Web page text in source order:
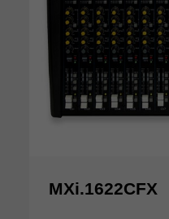
MXi.1622CFX